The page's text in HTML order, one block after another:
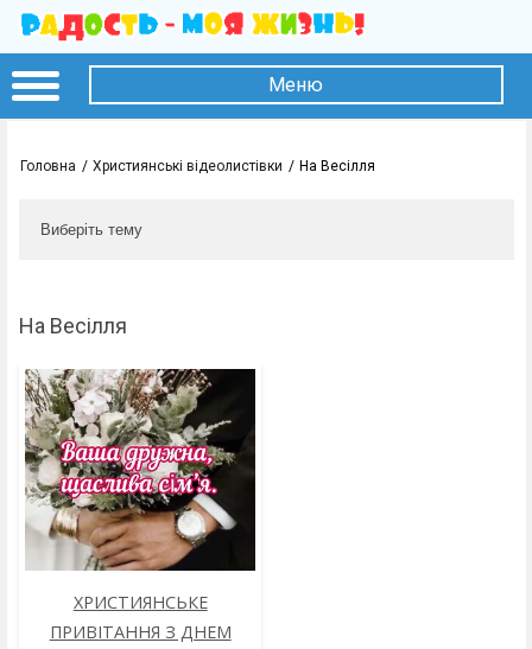
Меню
Головна Християнські відеолистівки На Весілля
Виберіть тему
На Весілля
ХРИСТИЯНСЬКЕ
ПРИВІТАННЯ З ДНЕМ